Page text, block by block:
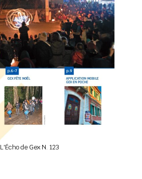
L'Écho de Gex N. 123